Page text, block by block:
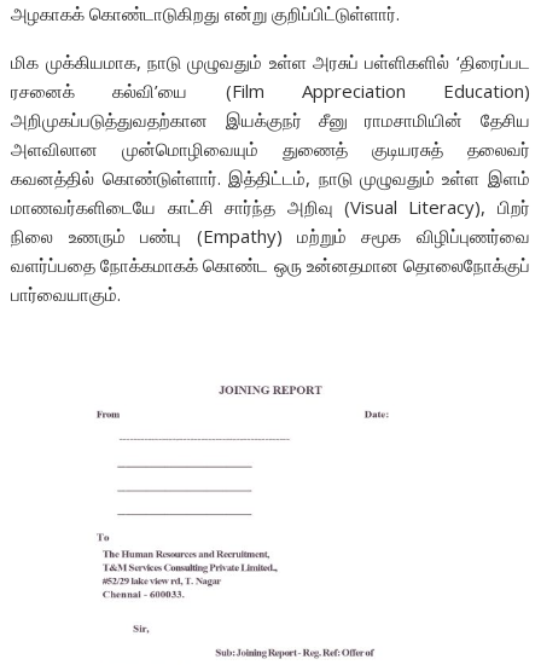
அழகாகக் கொண்டாடுகிறது என்று குறிப்பிட்டுள்ளார்.
மிக முக்கியமாக, நாடு முழுவதும் உள்ள அரசுப் பள்ளிகளில் ‘திரைப்பட
ரசனைக் கல்வி’யை (Film Appreciation Education)
அறிமுகப்படுத்துவதற்கான இயக்குநர் சீனு ராமசாமியின் தேசிய
அளவிலான முன்மொழிவையும் துணைத் குடியரசுத் தலைவர்
கவனத்தில் கொண்டுள்ளார். இத்திட்டம், நாடு முழுவதும் உள்ள இளம்
மாணவர்களிடையே காட்சி சார்ந்த அறிவு (Visual Literacy), பிறர்
நிலை உணரும் பண்பு (Empathy) மற்றும் சமூக விழிப்புணர்வை
வளர்ப்பதை நோக்கமாகக் கொண்ட ஒரு உன்னதமான தொலைநோக்குப்
பார்வையாகும்.